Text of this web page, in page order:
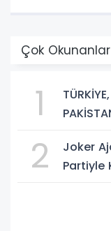
Çok Okunanlar
1
2
Joker
Partiyle